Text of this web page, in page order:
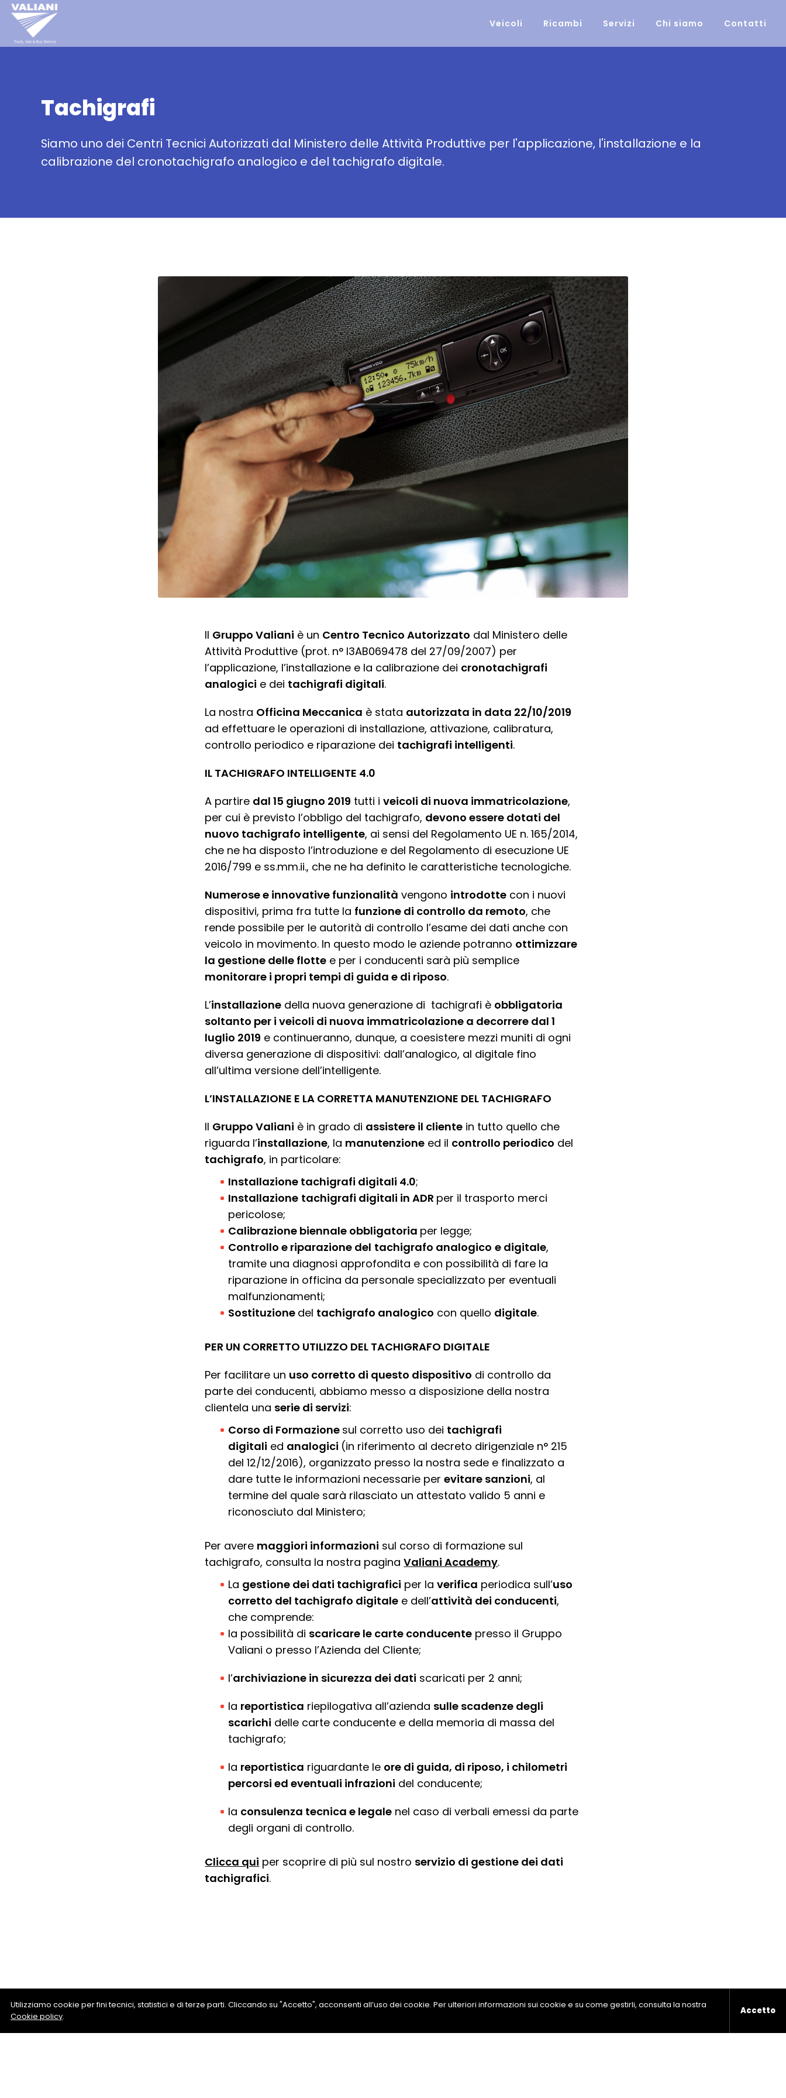
Veicoli Ricambi Servizi Chi siamo Contatti
Tachigrafi
Siamo uno dei Centri Tecnici Autorizzati dal Ministero delle Attività Produttive per l'applicazione, l'installazione e la
calibrazione del cronotachigrafo analogico e del tachigrafo digitale.
Il Gruppo Valiani è un Centro Tecnico Autorizzato dal Ministero delle
Attività Produttive (prot. n° I3AB069478 del 27/09/2007) per
l’applicazione, l’installazione e la calibrazione dei cronotachigrafi
analogici e dei tachigrafi digitali.
La nostra Officina Meccanica è stata autorizzata in data 22/10/2019
ad effettuare le operazioni di installazione, attivazione, calibratura,
controllo periodico e riparazione dei tachigrafi intelligenti.
IL TACHIGRAFO INTELLIGENTE 4.0
A partire dal 15 giugno 2019 tutti iveicoli di nuova immatricolazione,
per cui è previsto l’obbligo del tachigrafo, devono essere dotati del
nuovo tachigrafo intelligente, ai sensi del Regolamento UE n. 165/2014,
che ne ha disposto l’introduzione e del Regolamento di esecuzione UE
2016/799 e ss.mm.ii., che ne ha definito le caratteristiche tecnologiche.
Numerose e innovative funzionalità vengono introdotte con i nuovi
dispositivi, prima fra tutte la funzione di controllo da remoto, che
rende possibile per le autorità di controllo l’esame dei dati anche con
veicolo in movimento. In questo modo le aziende potranno ottimizzare
la gestione delle flotte e per i conducenti sarà più semplice
monitorare i propri tempi di guida e di riposo.
L’installazione della nuova generazione di tachigrafi è obbligatoria
soltanto per i veicoli di nuova immatricolazione a decorrere dal 1
luglio 2019 e continueranno, dunque, a coesistere mezzi muniti di ogni
diversa generazione di dispositivi: dall’analogico, al digitale fino
all’ultima versione dell’intelligente.
L’INSTALLAZIONE E LA CORRETTA MANUTENZIONE DEL TACHIGRAFO
Il Gruppo Valiani è in grado di assistere il cliente in tutto quello che
riguarda l’installazione, la manutenzione ed il controllo periodico del
tachigrafo, in particolare:
Installazione tachigrafi digitali 4.0;
Installazione tachigrafi digitali in ADR per il trasporto merci
pericolose;
Calibrazione biennale obbligatoria per legge;
Controllo e riparazione del tachigrafo analogico e digitale,
tramite una diagnosi approfondita e con possibilità di fare la
riparazione in officina da personale specializzato per eventuali
malfunzionamenti;
Sostituzione del tachigrafo analogico con quello digitale.
PER UN CORRETTO UTILIZZO DEL TACHIGRAFO DIGITALE
Per facilitare un uso corretto di questo dispositivo di controllo da
parte dei conducenti, abbiamo messo a disposizione della nostra
clientela una serie di servizi:
Corso di Formazione sul corretto uso dei tachigrafi
digitali ed analogici (in riferimento al decreto dirigenziale n° 215
del 12/12/2016), organizzato presso la nostra sede e finalizzato a
dare tutte le informazioni necessarie perevitare sanzioni, al
termine del quale sarà rilasciato un attestato valido 5 anni e
riconosciuto dal Ministero;
Per avere maggiori informazioni sul corso di formazione sul
tachigrafo, consulta la nostra paginaValiani Academy.
La gestione dei dati tachigrafici per laverifica periodica sull’uso
corretto del tachigrafo digitale e dell’attività dei conducenti,
che comprende:
la possibilità di scaricare le carte conducente presso il Gruppo
Valiani o presso l’Azienda del Cliente;
l’archiviazione in sicurezza dei dati scaricati per 2 anni;
la reportistica riepilogativa all’azienda sulle scadenze degli
scarichi delle carte conducente e della memoria di massa del
tachigrafo;
la reportistica riguardante le ore di guida, di riposo, i chilometri
percorsi ed eventuali infrazioni del conducente;
la consulenza tecnica e legale nel caso di verbali emessi da parte
degli organi di controllo.
Clicca qui per scoprire di più sul nostro servizio di gestione dei dati
tachigrafici.
Utilizziamo cookie per fini tecnici, statistici e di terze parti. Cliccando su "Accetto", acconsenti all’uso dei cookie. Per ulteriori informazioni sui cookie e su come gestirli, consulta la nostra
Cookie policy.
Accetto